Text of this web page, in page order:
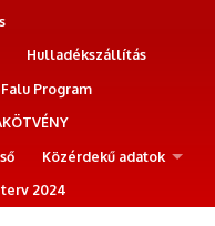
Hulladékszállítás
Program
Közérdekű adatok
2024